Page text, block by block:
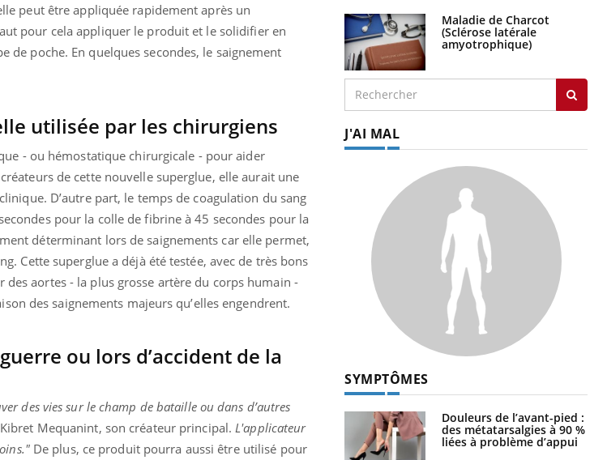
peut être appliquée rapidement après un
pour cela appliquer le produit et le solidifier en
de poche. En quelques secondes, le saignement
utilisée par les chirurgiens
- ou hémostatique chirurgicale - pour aider
de cette nouvelle superglue, elle aurait une
D’autre part, le temps de coagulation du sang
pour la colle de fibrine à 45 secondes pour la
déterminant lors de saignements car elle permet,
Cette superglue a déjà été testée, avec de très bons
aortes - la plus grosse artère du corps humain -
des saignements majeurs qu’elles engendrent.
ou lors d’accident de la
des vies sur le champ de bataille ou dans d’autres
Mequanint, son créateur principal. L'applicateur
De plus, ce produit pourra aussi être utilisé pour
Maladie de Charcot
(Sclérose latérale
amyotrophique)
J'AI MAL
SYMPTÔMES
Douleurs de l’avant-pied :
des métatarsalgies à 90 %
liées à problème d’appui